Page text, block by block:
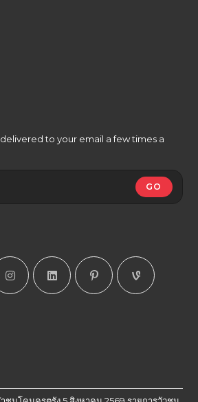
to your email a few times a
GO